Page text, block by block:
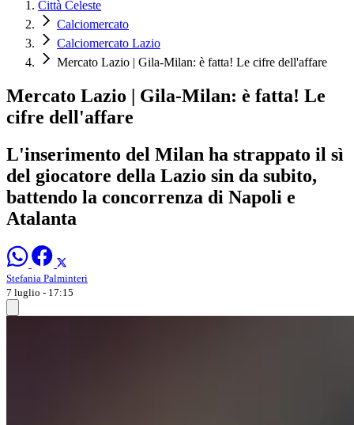
Città Celeste
Calciomercato
Calciomercato Lazio
Mercato Lazio | Gila-Milan: è fatta! Le cifre dell'affare
Mercato Lazio | Gila-Milan: è fatta! Le
cifre dell'affare
L'inserimento del Milan ha strappato il sì
del giocatore della Lazio sin da subito,
battendo la concorrenza di Napoli e
Atalanta
Stefania Palminteri
7 luglio - 17:15